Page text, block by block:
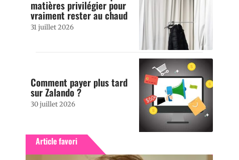
matières privilégier pour
vraiment rester au chaud
31 juillet 2026
Comment payer plus tard
sur Zalando ?
30 juillet 2026
Article favori